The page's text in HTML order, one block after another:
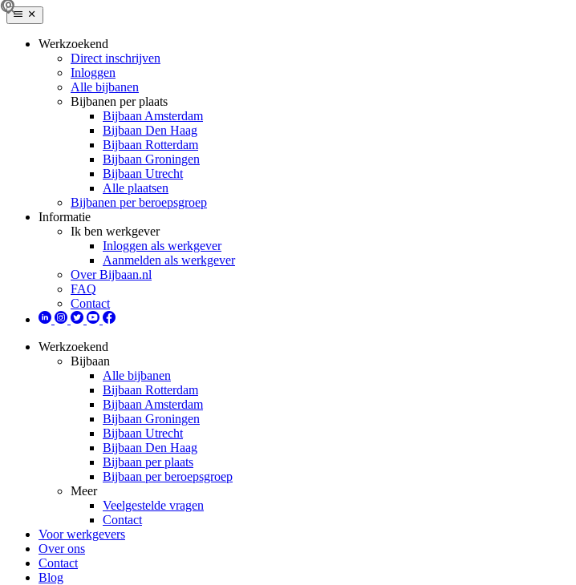
Werkzoekend
Direct inschrijven
Inloggen
Alle bijbanen
Bijbanen per plaats
Bijbaan Amsterdam
Bijbaan Den Haag
Bijbaan Rotterdam
Bijbaan Groningen
Bijbaan Utrecht
Alle plaatsen
Bijbanen per beroepsgroep
Informatie
Ik ben werkgever
Inloggen als werkgever
Aanmelden als werkgever
Over Bijbaan.nl
FAQ
Contact
Werkzoekend
Bijbaan
Alle bijbanen
Bijbaan Rotterdam
Bijbaan Amsterdam
Bijbaan Groningen
Bijbaan Utrecht
Bijbaan Den Haag
Bijbaan per plaats
Bijbaan per beroepsgroep
Meer
Veelgestelde vragen
Contact
Voor werkgevers
Over ons
Contact
Blog